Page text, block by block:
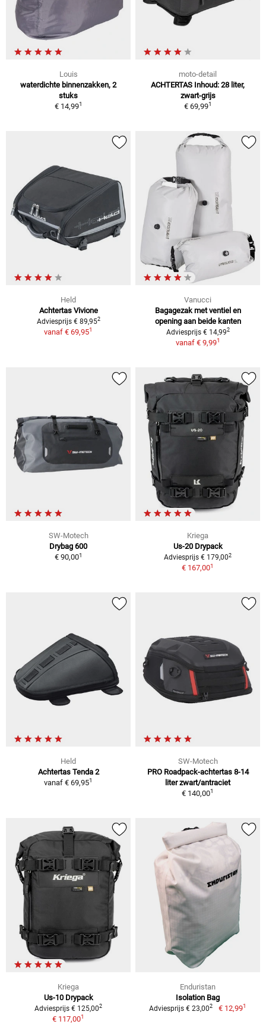
Louis
waterdichte binnenzakken, 2
stuks
€ 14,991
moto-detail
ACHTERTAS Inhoud: 28 liter,
zwart-grijs
€ 69,991
Held
Achtertas Vivione
Adviesprijs € 89,952
vanaf € 69,951
Vanucci
Bagagezak met ventiel en
opening aan beide kanten
Adviesprijs € 14,992
vanaf € 9,991
SW-Motech
Drybag 600
€ 90,001
Kriega
Us-20 Drypack
Adviesprijs € 179,002
€ 167,001
Held
Achtertas Tenda 2
vanaf € 69,951
SW-Motech
PRO Roadpack-achtertas 8-14
liter zwart/antraciet
€ 140,001
Kriega
Us-10 Drypack
Adviesprijs € 125,002
€ 117,001
Enduristan
Isolation Bag
Adviesprijs € 23,002 € 12,991